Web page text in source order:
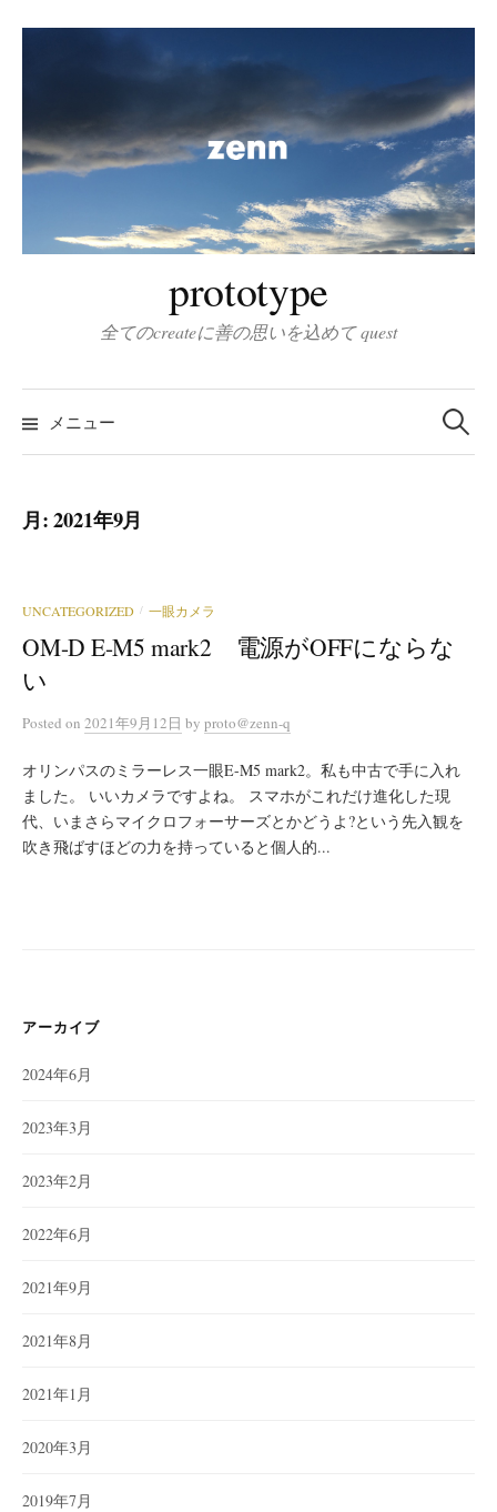
ツ
へ
ッ
prototype
全てのcreateに善の思いを込めて quest
メニュー 索
月:2021年9月
UNCATEGORIZED / 一眼カメラ
OM-D E-M5 mark2 電源がOFFにならな
い
Posted on 2021年9月12日 by proto@zenn-q
オリンパスのミラーレス一眼E-M5 mark2。私も中古で手に入れ
ました。 いいカメラですよね。 スマホがこれだけ進化した現
代、いまさらマイクロフォーサーズとかどうよ?という先入観を
吹き飛ばすほどの力を持っていると個人的...
アーカイブ
2024年6月
2023年3月
2023年2月
2022年6月
2021年9月
2021年8月
2021年1月
2020年3月
2019年7月